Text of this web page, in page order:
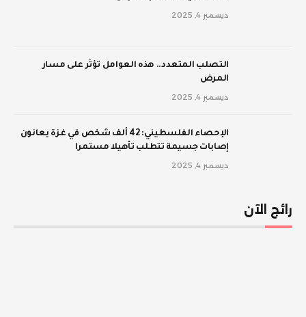
ديسمبر 4, 2025
‫التصلب المتعدد.. هذه العوامل تؤثر على مسار
المرض
ديسمبر 4, 2025
الإحصاء الفلسطيني: 42 ألف شخص في غزة يعانون
إصابات جسيمة تتطلب تأهيلا مستمرا
ديسمبر 4, 2025
رائج الآن